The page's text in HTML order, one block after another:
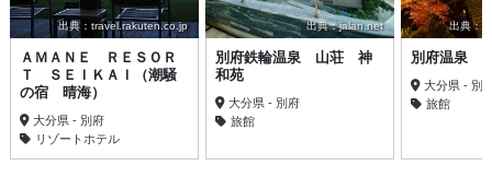
出典：travel.rakuten.co.jp
ＡＭＡＮＥ ＲＥＳＯＲ
Ｔ ＳＥＩＫＡＩ（潮騒
の宿 晴海）
大分県 - 別府
リゾートホテル
出典：jalan.net
別府鉄輪温泉 山荘 神
和苑
大分県 - 別府
旅館
出典：
別府温泉
大分県 - 別
旅館